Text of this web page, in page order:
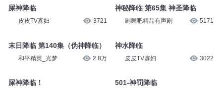
屎神降临
皮皮TV寡妇 3721
末日降临 第140集（伪神降临）
和平精英_光梦 2.8万
屎神降临！
神秘降临 第65集 神圣降临
剧舞吧精品有声剧 5171
神水降临
皮皮TV寡妇 3022
501-神罚降临